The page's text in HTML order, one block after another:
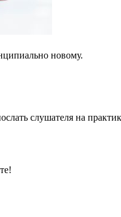
новому.
слушателя на